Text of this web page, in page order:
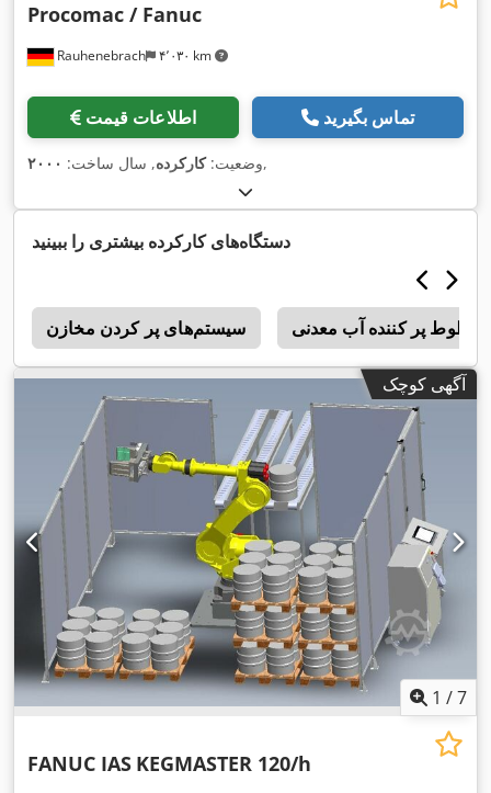
Rauhenebrach ۴٬۰۳۰ km
Procomac / Fanuc
اطلاعات قیمت تماس بگیرید
وضعیت:کارکرده, سال ساخت: ۲۰۰۰ ,
دستگاه‌های کارکرده بیشتری را ببینید
سیستم‌های پر کردن مخازن خطوط پر کننده آب معدنی
آگهی کوچک
1 /7
FANUC IAS KEGMASTER 120/h